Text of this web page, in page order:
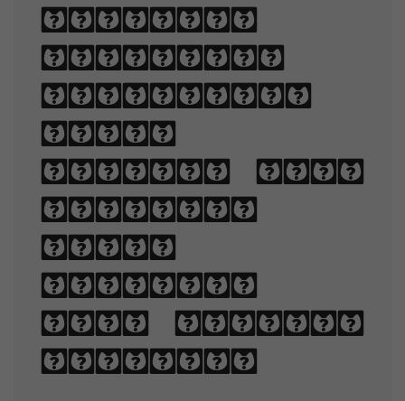
involves
selecting
typefaces,
point
sizes, line
lengths,
line-
spacing,
and letter-
spacing.